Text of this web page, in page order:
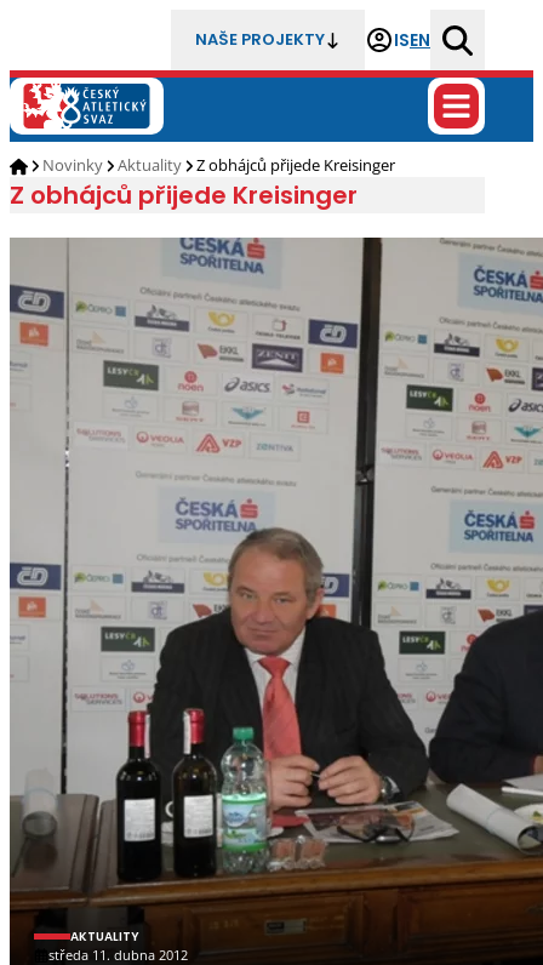
NAŠE PROJEKTY ISEN
Novinky Aktuality Z obhájců přijede Kreisinger
Z obhájců přijede Kreisinger
AKTUALITY
středa 11. dubna 2012